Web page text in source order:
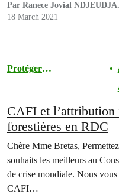
Par Ranece Jovial NDJEUDJA.
18 March 2021
Protéger
CAFI et l’attribution
forestières en RDC
Chère Mme Bretas,
souhaits les meilleurs au
de crise mondiale. Nous
CAFI…